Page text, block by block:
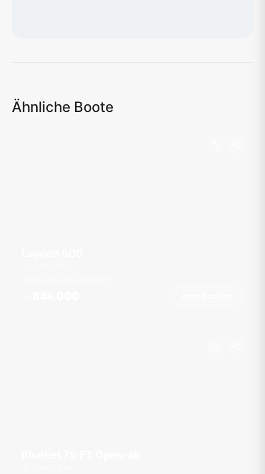
Ähnliche Boote